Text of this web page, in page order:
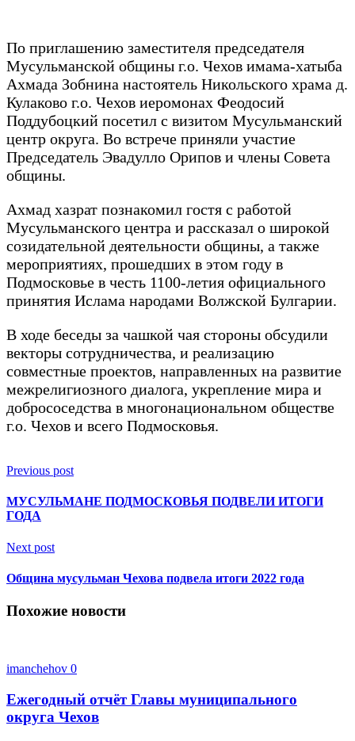
По приглашению заместителя председателя
Мусульманской общины г.о. Чехов имама-хатыба
Ахмада Зобнина настоятель Никольского храма д.
Кулаково г.о. Чехов иеромонах Феодосий
Поддубоцкий посетил с визитом Мусульманский
центр округа. Во встрече приняли участие
Председатель Эвадулло Орипов и члены Совета
общины.
Ахмад хазрат познакомил гостя с работой
Мусульманского центра и рассказал о широкой
созидательной деятельности общины, а также
мероприятиях, прошедших в этом году в
Подмосковье в честь 1100-летия официального
принятия Ислама народами Волжской Булгарии.
В ходе беседы за чашкой чая стороны обсудили
векторы сотрудничества, и реализацию
совместные проектов, направленных на развитие
межрелигиозного диалога, укрепление мира и
добрососедства в многонациональном обществе
г.о. Чехов и всего Подмосковья.
Previous post
МУСУЛЬМАНЕ ПОДМОСКОВЬЯ ПОДВЕЛИ ИТОГИ
ГОДА
Next post
Община мусульман Чехова подвела итоги 2022 года
Похожие новости
imanchehov 0
Ежегодный отчёт Главы муниципального
округа Чехов